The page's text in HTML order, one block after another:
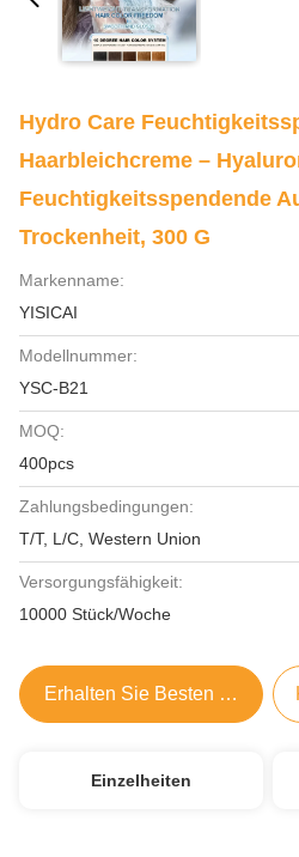
Hydro Care
Haarbleichcreme –
Feuchtigkeitsspendende
Trockenheit, 300 G
Markenname:
YISICAI
Modellnummer:
YSC-B21
MOQ:
400pcs
Zahlungsbedingungen:
T/T, L/C, Western Union
Versorgungsfähigkeit:
10000 Stück/Woche
Erhalten Sie Besten Preis
Einzelheiten